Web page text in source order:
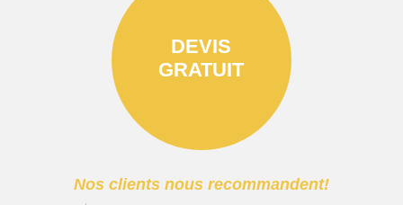
DEVIS
GRATUIT
Nos clients nous recommandent!